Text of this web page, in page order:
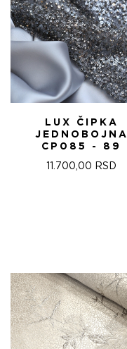
LUX ČIPKA
JEDNOBOJNA
CP085 - 89
11.700,00 RSD